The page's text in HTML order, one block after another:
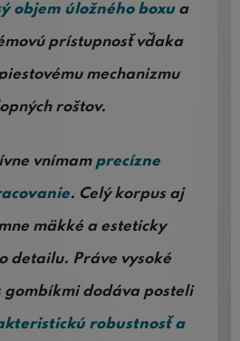
objem úložného boxua
prístupnosť vďaka
mechanizmu
roštov.
vnímam precízne
. Celý korpus aj
mäkké a esteticky
detailu. Práve vysoké
gombíkmi dodáva posteli
robustnosť a